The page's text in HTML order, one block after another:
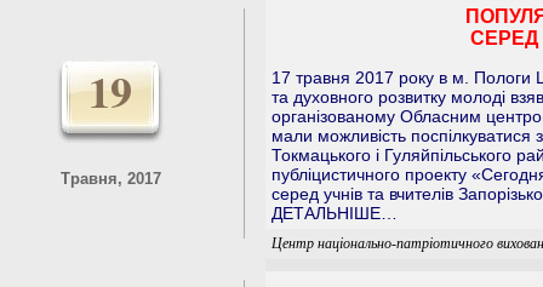
19
Травня, 2017
СЕРЕД
17 травня 2017 року в м. Пологи
та духовного розвитку молоді
організованому Обласним
мали можливість поспілкуватися
Токмацького і Гуляйпільського
публіцистичного проекту
серед учнів та вчителів
ДЕТАЛЬНІШЕ…
Центр національно-патріотичного